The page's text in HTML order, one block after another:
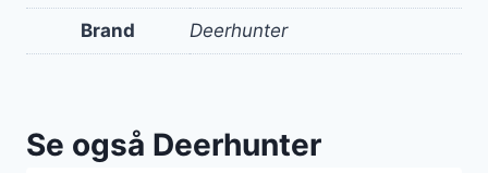
Brand Deerhunter
Se også Deerhunter